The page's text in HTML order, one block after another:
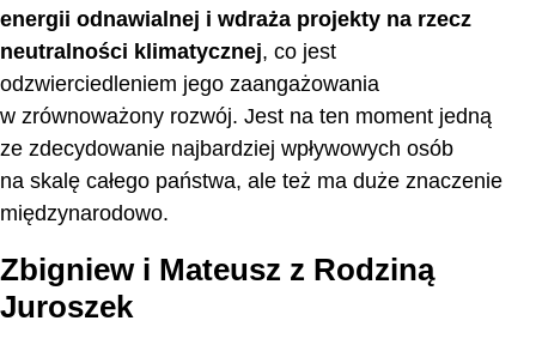
energii odnawialnej i wdraża projekty na rzecz
neutralności klimatycznej, co jest
odzwierciedleniem jego zaangażowania
w zrównoważony rozwój. Jest na ten moment jedną
ze zdecydowanie najbardziej wpływowych osób
na skalę całego państwa, ale też ma duże znaczenie
międzynarodowo.
Zbigniew i Mateusz z Rodziną
Juroszek